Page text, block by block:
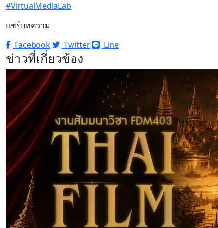
#VirtualMediaLab
แชร์บทความ
Facebook
Twitter Line
ข่าวที่เกี่ยวข้อง